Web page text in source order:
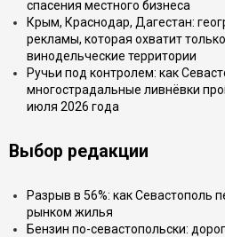
спасения местного бизнеса
Крым, Краснодар, Дагестан:
рекламы, которая охватит
винодельческие территории
Ручьи под контролем: как
многострадальные ливнёвки
июля 2026 года
Выбор редакции
Разрыв в 56%: как Севастополь
рынком жилья
Бензин по-севастопольски: